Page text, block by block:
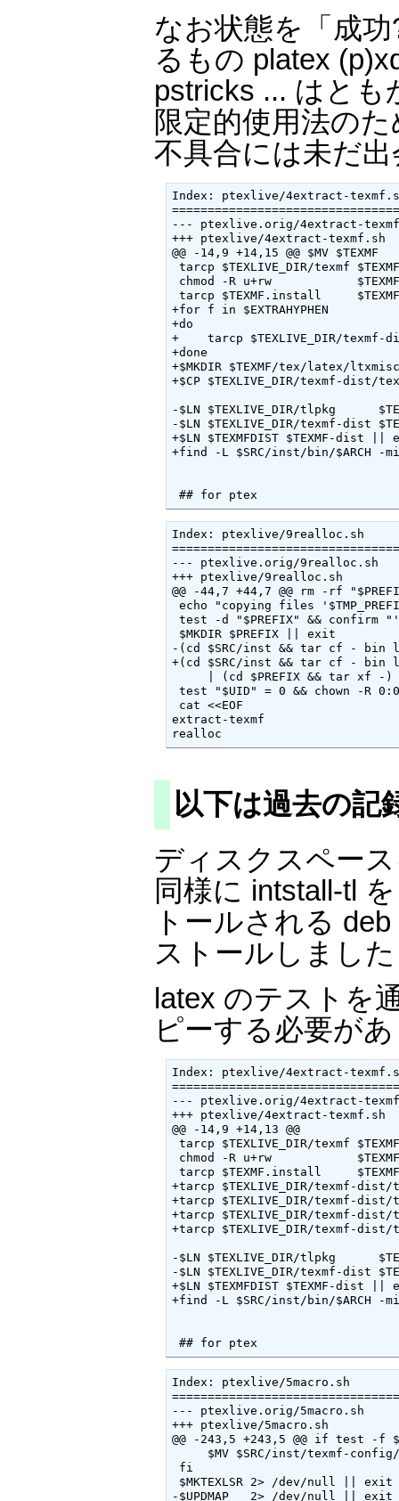
なお状態を「成
るもの platex
pstricks ... はと
限定的使用法の
不具合には未だ
Index: ptexlive/4extract-
--- ptexlive.orig/4extract-
+++ ptexlive/4extract-texmf.sh
@@ -14,9 +14,15 @@ $MV
tarcp $TEXLIVE_DIR/texmf
chmod -R u+rw
tarcp $TEXMF.install
+for f in $EXTRAHYPHEN
+do
+    tarcp $TEXLIVE_DIR/
+done
+$MKDIR $TEXMF/tex/latex/
+$CP $TEXLIVE_DIR/texmf-
-$LN $TEXLIVE_DIR/tlpkg
-$LN $TEXLIVE_DIR/texmf-dist
+$LN $TEXMFDIST $TEXMF-dist ||
+find -L $SRC/inst/bin/$ARCH -
## for ptex
Index: ptexlive/9realloc.sh
--- ptexlive.orig/9realloc.sh
+++ ptexlive/9realloc.sh
@@ -44,7 +44,7 @@ rm -rf
echo "copying files
test -d "$PREFIX" && confirm
$MKDIR $PREFIX || exit
-(cd $SRC/inst && tar cf - bin
+(cd $SRC/inst && tar cf -
| (cd $PREFIX && tar xf -)
test "$UID" = 0 && chown -R 0:0
cat <<EOF
extract-texmf
realloc
以下は過去の記
ディスクスペー
同様に intstall-tl
トールされる
ストールしまし
latex のテストを
ピーする必要が
Index: ptexlive/4extract-
--- ptexlive.orig/4extract-texmf.sh	2009-06-18
+++ ptexlive/4extract-texmf.sh	2009-07-04 06:10:33.000000000 +0900
@@ -14,9 +14,13 @@
tarcp $TEXLIVE_DIR/texmf
chmod -R u+rw
tarcp $TEXMF.install
+tarcp $TEXLIVE_DIR/texmf-
+tarcp $TEXLIVE_DIR/texmf-
+tarcp $TEXLIVE_DIR/texmf-
+tarcp $TEXLIVE_DIR/texmf-
-$LN $TEXLIVE_DIR/tlpkg
-$LN $TEXLIVE_DIR/texmf-dist
+$LN $TEXMFDIST $TEXMF-dist ||
+find -L $SRC/inst/bin/$ARCH -
## for ptex
Index: ptexlive/5macro.sh
--- ptexlive.orig/5macro.sh
+++ ptexlive/5macro.sh
@@ -243,5 +243,5 @@ if test -f
$MV $SRC/inst/texmf-
fi
$MKTEXLSR 2> /dev/null || exit
-$UPDMAP   2> /dev/null || exit